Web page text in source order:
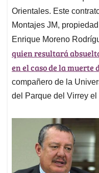
Orientales. Este
Montajes JM,
Enrique Moreno
quien resultará
en el caso de la muerte
compañero de la
del Parque del Virrey